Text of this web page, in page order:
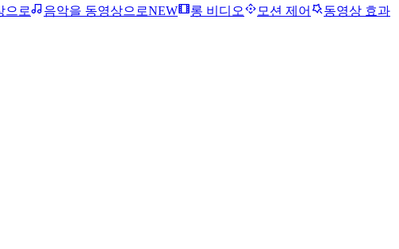
으로 음악을 동영상으로NEW 롱 비디오 모션 제어 동영상 효과